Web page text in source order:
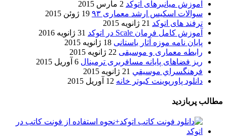
آموزش میانبرهای اتوکد 2 مارس 2015
سوالات اسکیس ارشد معماری ۹۳
19 ژوئن 2015
ترفند های اتوکد 21 ژانویه 2015
آموزش کامل فرمان Scale در اتوکد
31 ژانویه 2016
پایان نامه موزه آثار باستانی 18 ژانویه 2015
رابطه معماری و موسیقی 22 ژانویه 2015
ریز فضاهای پایانه مسافربری ترمینال 6 آوریل 2015
فرهنگسراي موسيقي 21 ژانویه 2015
دانلود پاورپوینت کبوتر خانه 12 آوریل 2015
مطالب پربازدید